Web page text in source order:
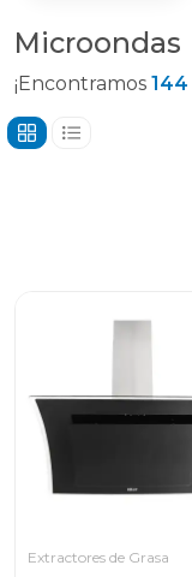
Microondas
¡Encontramos 144
Extractores de Grasa